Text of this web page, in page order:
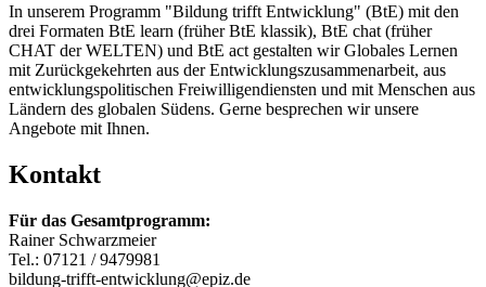
In unserem Programm "Bildung trifft Entwicklung" (BtE) mit den
drei Formaten BtE learn (früher BtE klassik), BtE chat (früher
CHAT der WELTEN) und BtE act gestalten wir Globales Lernen
mit Zurückgekehrten aus der Entwicklungszusammenarbeit, aus
entwicklungspolitischen Freiwilligendiensten und mit Menschen aus
Ländern des globalen Südens. Gerne besprechen wir unsere
Angebote mit Ihnen.
Kontakt
Für das Gesamtprogramm:
Rainer Schwarzmeier
Tel.: 07121 / 9479981
bildung-trifft-entwicklung@epiz.de